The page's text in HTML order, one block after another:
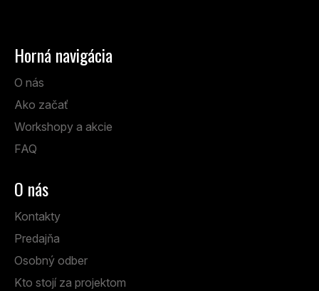
Horná navigácia
O nás
Ako začať
Workshopy a akcie
FAQ
O nás
Kontakty
Predajňa
Osobný odber
Kto stojí za projektom